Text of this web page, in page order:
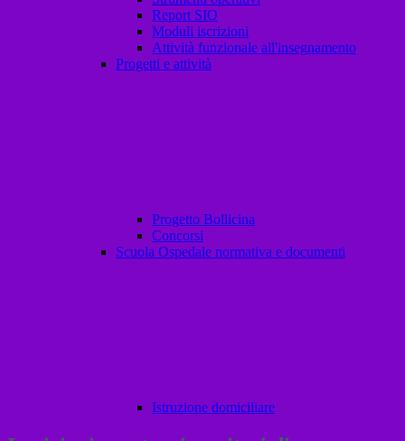
Report SIO
Moduli iscrizioni
Attività funzionale all'insegnamento
Progetti e attività
Progetto Bollicina
Concorsi
Scuola Ospedale normativa e documenti
Istruzione domiciliare